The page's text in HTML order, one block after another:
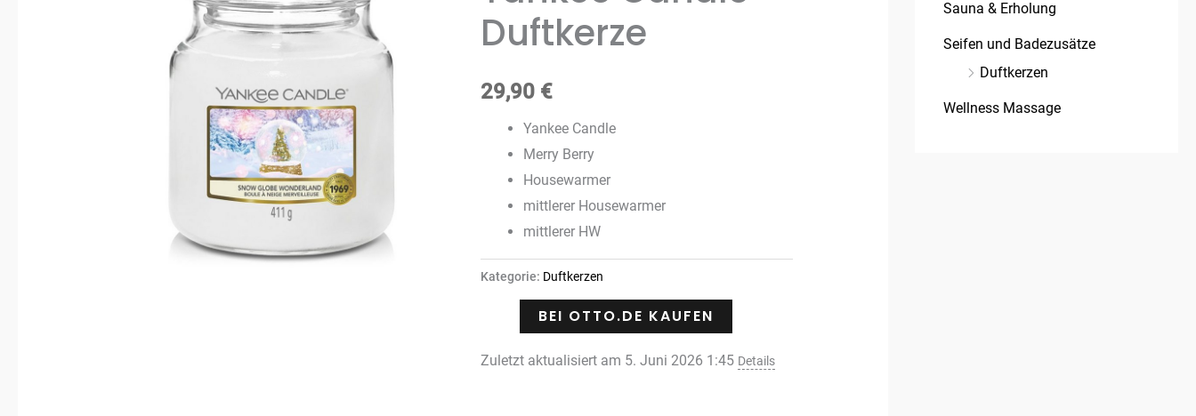
Duftkerze
29,90 €
Yankee Candle
Merry Berry
Housewarmer
mittlerer Housewarmer
mittlerer HW
Kategorie: Duftkerzen
BEI OTTO.DE KAUFEN
Zuletzt aktualisiert am 5. Juni 2026 1:45 Details
Sauna & Erholung
Seifen und Badezusätze
Duftkerzen
Wellness Massage